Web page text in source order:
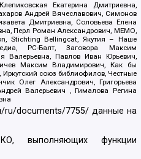
Екатерина Дмитриевна,
Андрей Вячеславович, Симонов
Дмитриевна, Соловьева Елена
Перл Роман Александрович, МЕМО,
Stichting Bellingcat, Якутия – Наше
РС-Балт, Заговора Максим
Валерьевна, Павлов Иван Юрьевич,
Максим Владимирович, Как бы
Иркутский союз библиофилов, Честные
Олег Александрович, Григорьева
Валерьевич , Гималова Регина
ru/documents/7755/ данные на
выполняющих функции